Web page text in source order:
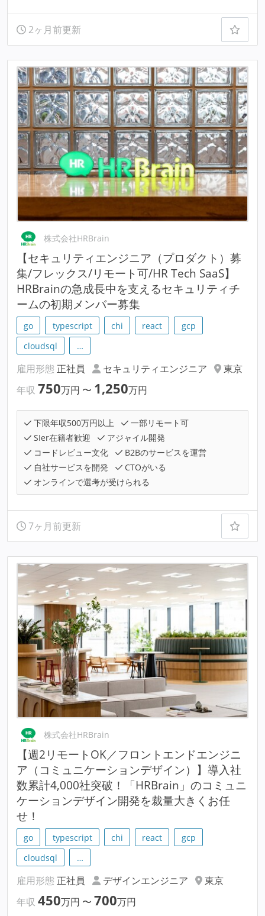
2ヶ月前更新
株式会社HRBrain
【セキュリティエンジニア（プロダクト）募
集/フレックス/リモート可/HR Tech SaaS】
HRBrainの急成長中を支えるセキュリティチ
ームの初期メンバー募集
go typescript chi react
gcp
cloudsql
…
雇用形態 正社員 セキュリティエンジニア
東京
年収 750万円 〜 1,250万円
下限年収500万円以上
一部リモート可
SIer在籍者歓迎
アジャイル開発
コードレビュー文化
B2Bのサービスを運営
自社サービスを開発
CTOがいる
オンラインで選考が受けられる
7ヶ月前更新
株式会社HRBrain
【週2リモートOK／フロントエンドエンジニ
ア（コミュニケーションデザイン）】導入社
数累計4,000社突破！「HRBrain」のコミュニ
ケーションデザイン開発を裁量大きくお任
せ！
go typescript chi react
gcp
cloudsql
…
雇用形態 正社員 デザインエンジニア
東京
年収 450万円 〜 700万円